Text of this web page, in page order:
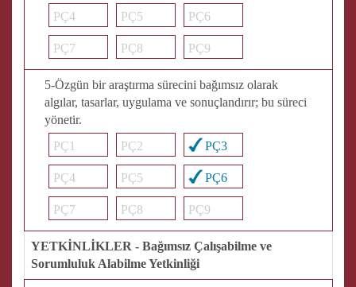
PÇ4 PÇ5 PÇ6
PÇ7 PÇ8 PÇ9
5-Özgün bir araştırma sürecini bağımsız olarak
algılar, tasarlar, uygulama ve sonuçlandırır; bu süreci
yönetir.
PÇ1
PÇ2 PÇ3
PÇ4 PÇ5 PÇ6
PÇ7 PÇ8 PÇ9
YETKİNLİKLER - Bağımsız Çalışabilme ve
Sorumluluk Alabilme Yetkinliği